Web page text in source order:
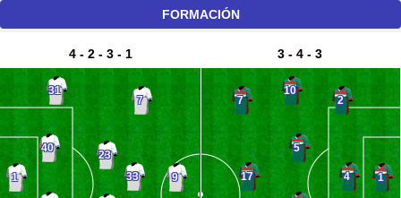
FORMACIÓN
4 - 2 - 3 - 1
1
31
40
23
7
33 9
3 - 4 - 3
1
2
4
10
5
7
17